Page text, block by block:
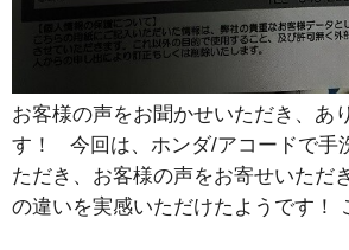
お客様の声をお聞かせいただき、あ
す！ 今回は、ホンダ/アコードで手
ただき、お客様の声をお寄せいただ
の違いを実感いただけたようです！